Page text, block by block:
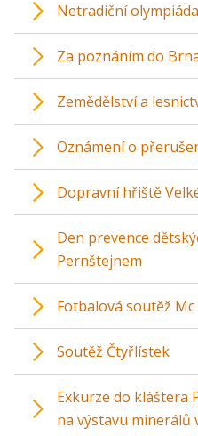
Netradiční olympiáda
Za poznáním do
Zemědělství a
Oznámení o
Dopravní hřiště
Den prevence
Pernštejnem
Fotbalová soutěž
Soutěž Čtyřlístek
Exkurze do kláštera
na výstavu minerálů